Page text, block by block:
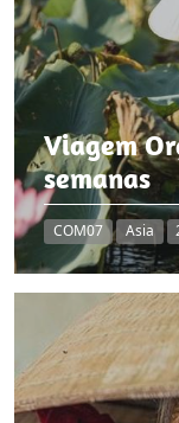
Viagem
semanas
COM07 Asia